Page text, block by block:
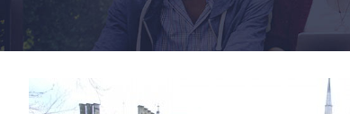
View
Larger